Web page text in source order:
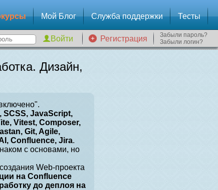
Мой Блог Служба поддержки Тесты
Регистрация
Забыли пароль?
Забыли логин?
Дизайн,
SCSS, JavaScript,
Vitest, Composer,
Git, Agile,
Confluence, Jira.
с основами, но
Web-проекта
на Confluence
до деплоя на